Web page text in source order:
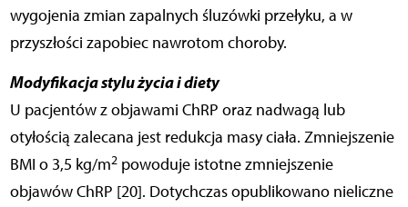
wygojenia zmian zapalnych śluzówki przełyku, a w
przyszłości zapobiec nawrotom choroby.
Modyfikacja stylu życia i diety
U pacjentów z objawami ChRP oraz nadwagą lub
otyłością zalecana jest redukcja masy ciała. Zmniejszenie
BMI o 3,5 kg/m2powoduje istotne zmniejszenie
objawów ChRP [20]. Dotychczas opublikowano nieliczne